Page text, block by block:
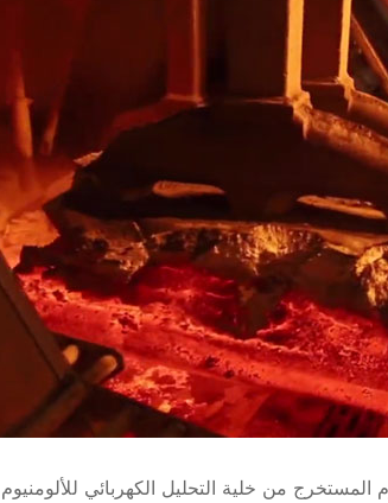
المستخرج من خلية التحليل الكهربائي